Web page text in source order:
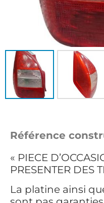
Référence
« PIECE
PRESENTER DES
La platine ainsi